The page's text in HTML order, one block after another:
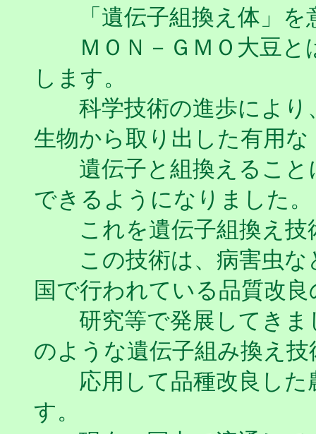
「遺伝子組換え体」を
ＭＯＮ－ＧＭＯ大豆と
します。
科学技術の進歩により
生物から取り出した有用な
遺伝子と組換えること
できるようになりました。
これを遺伝子組換え技
この技術は、病害虫な
国で行われている品質改良
研究等で発展してきま
のような遺伝子組み換え技
応用して品種改良した
す。